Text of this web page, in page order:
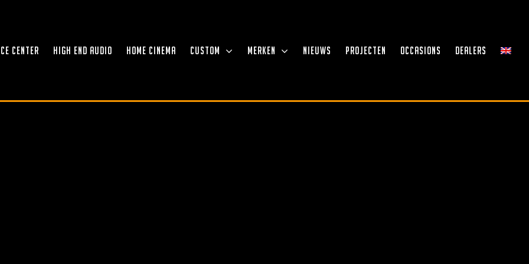
CENTER HIGH END AUDIO HOME CINEMA CUSTOM MERKEN NIEUWS PROJECTEN OCCASIONS DEALERS